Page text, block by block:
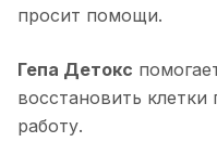
просит помощи.
Гепа Детокс
восстановить клетки
работу.